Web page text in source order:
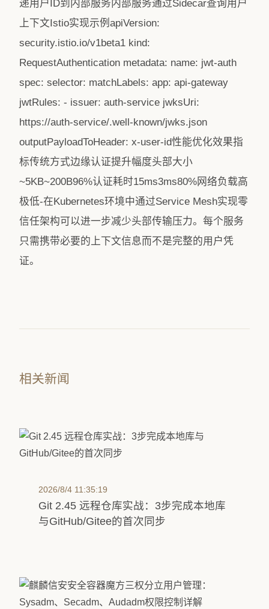
递用户ID到内部服务内部服务通过Sidecar查询用户
上下文Istio实现示例apiVersion:
security.istio.io/v1beta1 kind:
RequestAuthentication metadata: name: jwt-auth
spec: selector: matchLabels: app: api-gateway
jwtRules: - issuer: auth-service jwksUri:
https://auth-service/.well-known/jwks.json
outputPayloadToHeader: x-user-id性能优化效果指
标传统方式边缘认证提升幅度头部大小
~5KB~200B96%认证耗时15ms3ms80%网络负载高
极低-在Kubernetes环境中通过Service Mesh实现零
信任架构可以进一步减少头部传输压力。每个服务
只需携带必要的上下文信息而不是完整的用户凭
证。
相关新闻
2026/8/4 11:35:19
Git 2.45 远程仓库实战：3步完成本地库
与GitHub/Gitee的首次同步